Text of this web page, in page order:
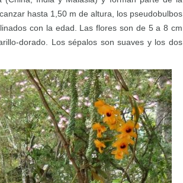
hasta 1,50 m de altura, los pseudobulbos
con la edad. Las flores son de 5 a 8 cm
dorado. Los sépalos son suaves y los dos